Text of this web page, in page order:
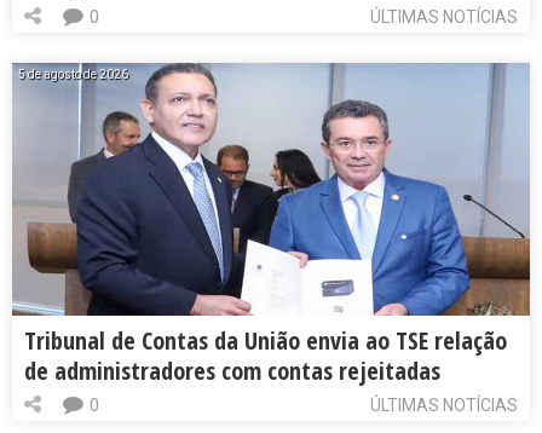
ÚLTIMAS NOTÍCIAS
0
5 de agosto de 2026
Tribunal de Contas da União envia ao TSE relação
de administradores com contas rejeitadas
ÚLTIMAS NOTÍCIAS
0